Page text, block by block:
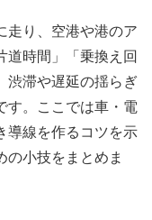
走り、空港や港のア
道時間」「乗換え回
渋滞や遅延の揺らぎ
す。ここでは車・電
導線を作るコツを示
の小技をまとめま